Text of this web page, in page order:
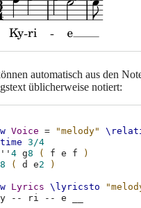
automatisch aus den
üblicherweise notiert:
Voice = "melody"
3/4
4 g8 ( f e f
)
8 ( d e2
)
Lyrics \lyricsto
-- ri -- e